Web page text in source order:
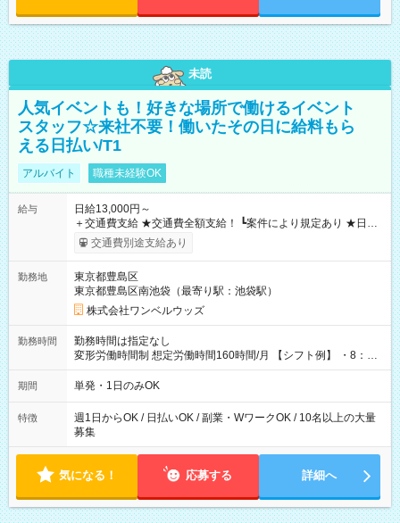
未読
人気イベントも！好きな場所で働けるイベント
スタッフ☆来社不要！働いたその日に給料もら
える日払い/T1
アルバイト 職種未経験OK
給与
日給13,000円～
＋交通費支給 ★交通費全額支給！ ┗案件により規定あり ★日払
いOK！（規定あり） ┗働いたその日に現金GET♪ お仕事後はコ
ンビニATMから 日払い分を引き落とせます！ 【試用期間】試
交通費別途支給あり
勤務地
東京都豊島区
東京都豊島区南池袋（最寄り駅：池袋駅）
株式会社ワンベルウッズ
勤務時間
勤務時間は指定なし
変形労働時間制 想定労働時間160時間/月 【シフト例】 ・8：00
～21：00
期間 単発・1日のみOK
特徴
週1日からOK / 日払いOK / 副業・WワークOK / 10名以上の大量
募集
気になる！ 応募する 詳細へ